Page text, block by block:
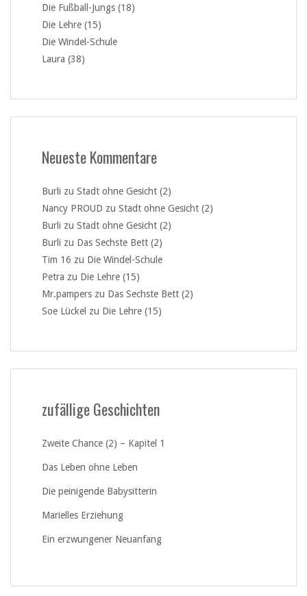
Die Fußball-Jungs (18)
Die Lehre (15)
Die Windel-Schule
Laura (38)
Neueste Kommentare
Burli zu Stadt ohne Gesicht (2)
Nancy PROUD zu Stadt ohne Gesicht (2)
Burli zu Stadt ohne Gesicht (2)
Burli zu Das Sechste Bett (2)
Tim 16 zu Die Windel-Schule
Petra zu Die Lehre (15)
Mr.pampers zu Das Sechste Bett (2)
Soe Lückel zu Die Lehre (15)
zufällige Geschichten
Zweite Chance (2) – Kapitel 1
Das Leben ohne Leben
Die peinigende Babysitterin
Marielles Erziehung
Ein erzwungener Neuanfang